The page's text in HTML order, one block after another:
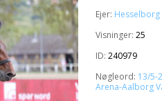
Ejer:
Visninger: 25
ID: 240979
Nøgleord: 13/5-
Arena-Aalborg